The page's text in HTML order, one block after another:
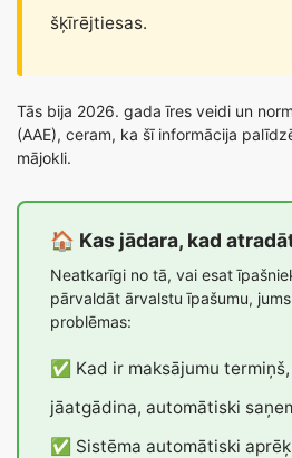
šķīrējtiesas.
Tās bija 2026. gada īres veidi un
(AAE), ceram, ka šī informācija
mājokli.
🏠 Kas jādara, kad
Neatkarīgi no tā, vai esat
pārvaldāt ārvalstu īpašumu,
problēmas:
✅ Kad ir maksājumu
jāatgādina, automātiski
✅ Sistēma automātiski